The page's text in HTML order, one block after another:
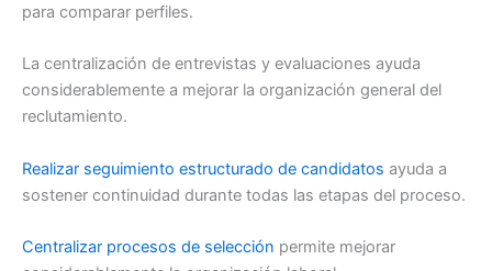
para comparar perfiles.
La centralización de entrevistas y evaluaciones ayuda
considerablemente a mejorar la organización general del
reclutamiento.
Realizar seguimiento estructurado de candidatos ayuda a
sostener continuidad durante todas las etapas del proceso.
Centralizar procesos de selección permite mejorar